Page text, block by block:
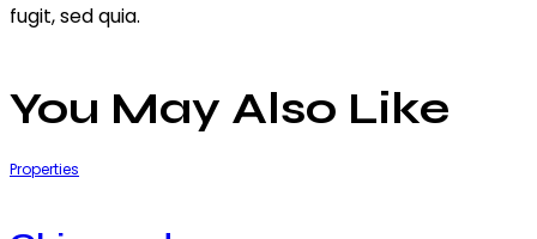
fugit, sed quia.
You May Also Like
Properties